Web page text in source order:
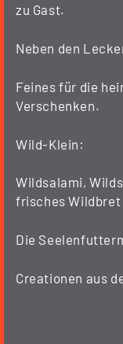
zu Gast.
Neben den
Feines für die
Verschenken.
Wild-Klein:
Wildsalami,
frisches Wildbret
Die
Creationen aus